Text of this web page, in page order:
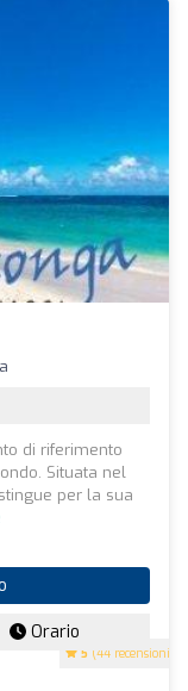
5 (44 recensioni)
di riferimento
Situata nel
per la sua
Orario